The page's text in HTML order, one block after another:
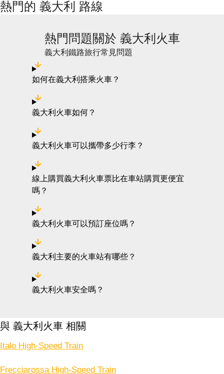
熱門的 義大利 路線
熱門問題關於 義大利火車
義大利鐵路旅行常見問題
如何在義大利搭乘火車？
義大利火車如何？
義大利火車可以攜帶多少行李？
線上購買義大利火車票比在車站購買更便宜
嗎？
義大利火車可以預訂座位嗎？
義大利主要的火車站有哪些？
義大利火車安全嗎？
與 義大利火車 相關
Italo High-Speed Train
Frecciarossa High-Speed Train